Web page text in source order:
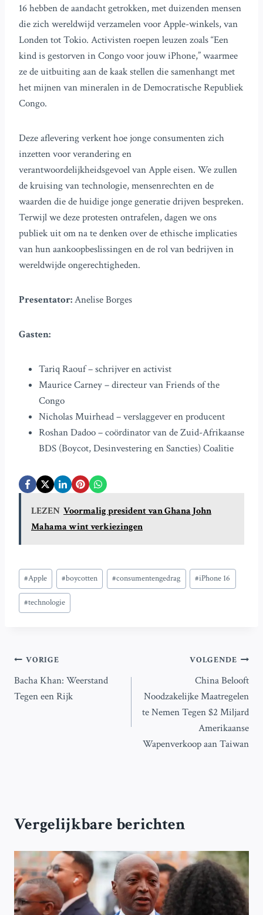
16 hebben de aandacht getrokken, met duizenden mensen
die zich wereldwijd verzamelen voor Apple-winkels, van
Londen tot Tokio. Activisten roepen leuzen zoals “Een
kind is gestorven in Congo voor jouw iPhone,” waarmee
ze de uitbuiting aan de kaak stellen die samenhangt met
het mijnen van mineralen in de Democratische Republiek
Congo.
Deze aflevering verkent hoe jonge consumenten zich
inzetten voor verandering en
verantwoordelijkheidsgevoel van Apple eisen. We zullen
de kruising van technologie, mensenrechten en de
waarden die de huidige jonge generatie drijven bespreken.
Terwijl we deze protesten ontrafelen, dagen we ons
publiek uit om na te denken over de ethische implicaties
van hun aankoopbeslissingen en de rol van bedrijven in
wereldwijde ongerechtigheden.
Presentator:Anelise Borges
Gasten:
Tariq Raouf – schrijver en activist
Maurice Carney – directeur van Friends of the
Congo
Nicholas Muirhead – verslaggever en producent
Roshan Dadoo – coördinator van de Zuid-Afrikaanse
BDS (Boycot, Desinvestering en Sancties) Coalitie
LEZEN Voormalig president van Ghana John
Mahama wint verkiezingen
Bericht
tags:
#Apple #boycotten #consumentengedrag #iPhone 16
#technologie
Bericht
navigatie
VORIGE
Bacha Khan: Weerstand
Tegen een Rijk
VOLGENDE
China Belooft
Noodzakelijke Maatregelen
te Nemen Tegen $2 Miljard
Amerikaanse
Wapenverkoop aan Taiwan
Vergelijkbare berichten